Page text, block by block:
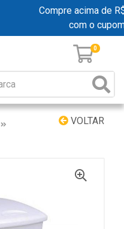
Compre acima de
com o
0
VOLTAR